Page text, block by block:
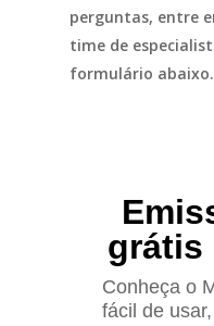
perguntas, entre
time de
formulário abaixo.
grátis
Conheça o
fácil de